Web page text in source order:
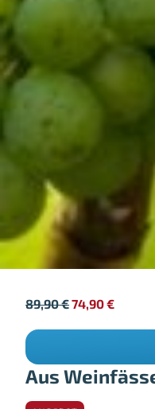
Aus
89,90€74,90€